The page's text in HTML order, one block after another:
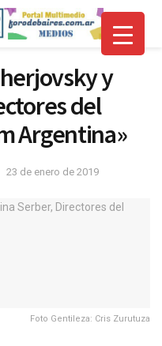
y
del
Argentina»
23 de enero de 2019
Foto Gentileza: Cris Zurutuza